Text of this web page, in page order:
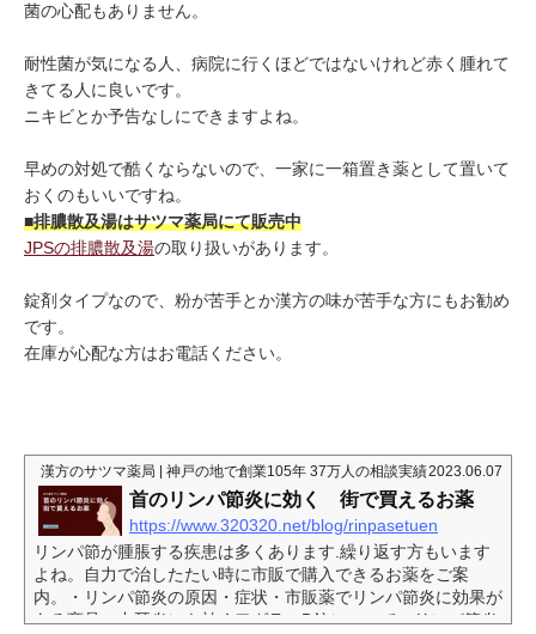
菌の心配もありません。
耐性菌が気になる人、病院に行くほどではないけれど赤く腫れて
きてる人に良いです。
ニキビとか予告なしにできますよね。
早めの対処で酷くならないので、一家に一箱置き薬として置いて
おくのもいいですね。
■排膿散及湯はサツマ薬局にて販売中
JPSの排膿散及湯の取り扱いがあります。
錠剤タイプなので、粉が苦手とか漢方の味が苦手な方にもお勧め
です。
在庫が心配な方はお電話ください。
漢方のサツマ薬局 | 神戸の地で創業105年 37万人の相談実績2023.06.07
首のリンパ節炎に効く 街で買えるお薬
https://www.320320.net/blog/rinpasetuen
リンパ節が腫脹する疾患は多くあります.繰り返す方もいます
よね。自力で治したたい時に市販で購入できるお薬をご案
内。・リンパ節炎の原因・症状・市販薬でリンパ節炎に効果が
ある商品・中耳炎にも効くワグラスD錠について・リンパ節炎